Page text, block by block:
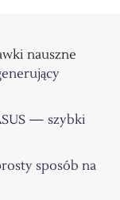
nauszne
— szybki
sposób na